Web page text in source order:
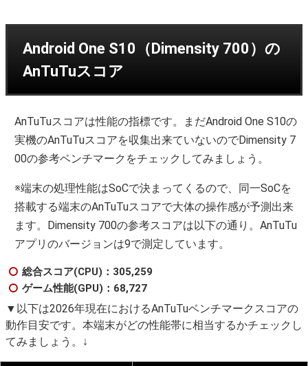
Android One S10（Dimensity 700）の
AnTuTuスコア
AnTuTuスコアは性能の指標です。まだAndroid One S10の
実機のAnTuTuスコアを収集出来ていないのでDimensity 7
00の参考ベンチマークをチェックしてみましょう。
※端末の処理性能はSoCで決まってくるので、同一SoCを
搭載する端末のAnTuTuスコアで大体の操作感が予測出来
ます。Dimensity 700の参考スコアは以下の通り。AnTuTu
アプリのバージョンは9で測定しています。
総合スコア(CPU)：305,259
ゲーム性能(GPU)：68,727
▼以下は2026年現在におけるAnTuTuベンチマークスコアの
動作目安です。本端末がどの性能帯に相当するかチェックし
てみましょう。↓